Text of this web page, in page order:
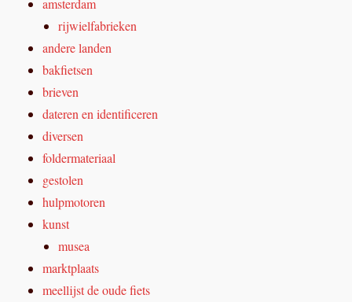
rijwielfabrieken
andere landen
bakfietsen
brieven
dateren en identificeren
diversen
foldermateriaal
gestolen
hulpmotoren
kunst
musea
marktplaats
meellijst de oude fiets